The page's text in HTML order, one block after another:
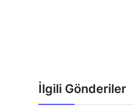
İlgili Gönderiler